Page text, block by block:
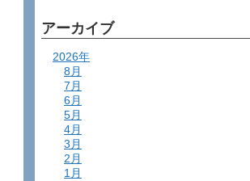
アーカイブ
2026年
8月
7月
6月
5月
4月
3月
2月
1月